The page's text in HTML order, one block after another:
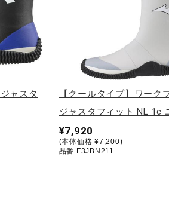
ャスタ
【クールタイプ】ワーク
ジャスタフィット NL 1c
¥7,920
(本体価格 ¥7,200)
品番 F3JBN211